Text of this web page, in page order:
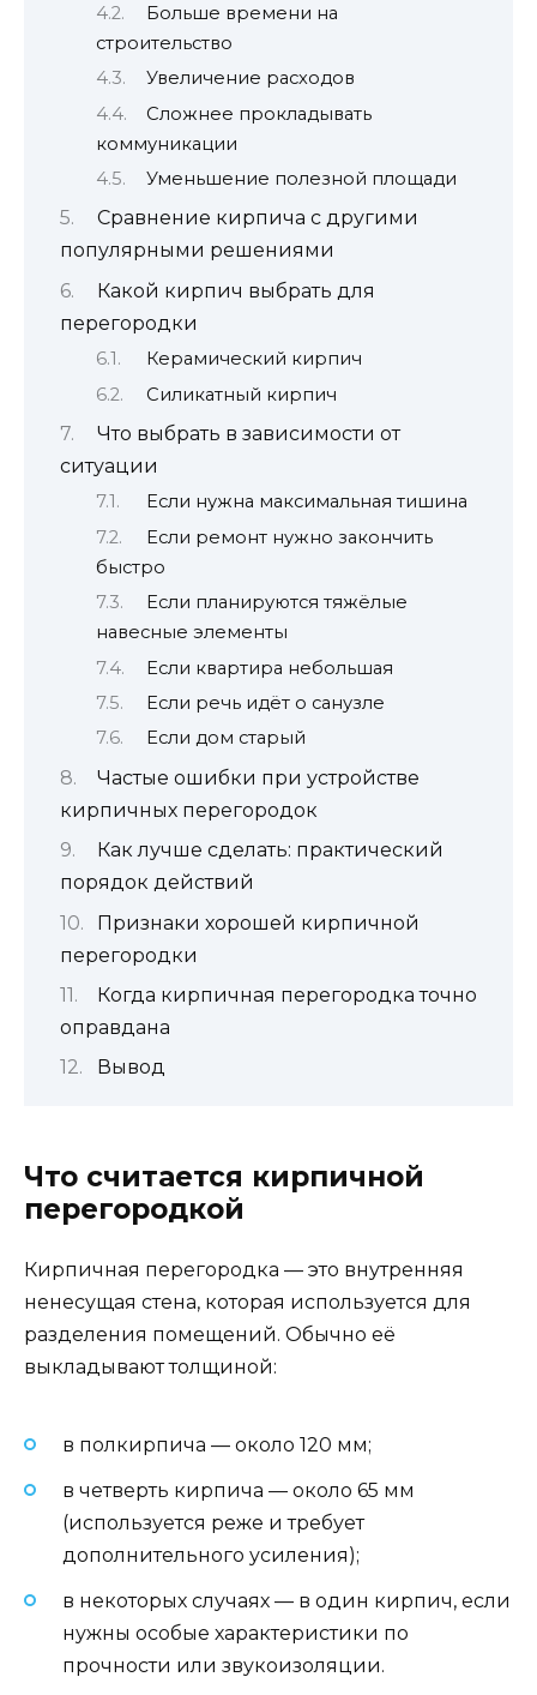
Больше времени на
строительство
Увеличение расходов
Сложнее прокладывать
коммуникации
Уменьшение полезной площади
Сравнение кирпича с другими
популярными решениями
Какой кирпич выбрать для
перегородки
Керамический кирпич
Силикатный кирпич
Что выбрать в зависимости от
ситуации
Если нужна максимальная тишина
Если ремонт нужно закончить
быстро
Если планируются тяжёлые
навесные элементы
Если квартира небольшая
Если речь идёт о санузле
Если дом старый
Частые ошибки при устройстве
кирпичных перегородок
Как лучше сделать: практический
порядок действий
Признаки хорошей кирпичной
перегородки
Когда кирпичная перегородка точно
оправдана
Вывод
Что считается кирпичной
перегородкой
Кирпичная перегородка — это внутренняя
ненесущая стена, которая используется для
разделения помещений. Обычно её
выкладывают толщиной:
в полкирпича — около 120 мм;
в четверть кирпича — около 65 мм
(используется реже и требует
дополнительного усиления);
в некоторых случаях — в один кирпич, если
нужны особые характеристики по
прочности или звукоизоляции.